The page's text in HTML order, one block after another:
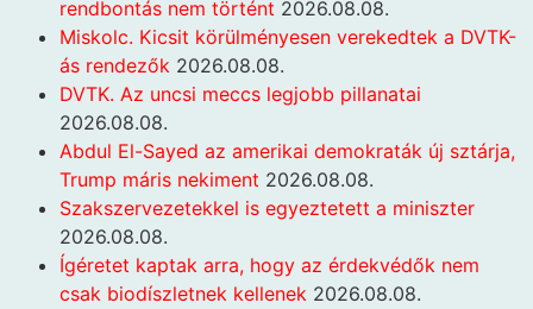
rendbontás nem történt 2026.08.08.
Miskolc. Kicsit körülményesen verekedtek a DVTK-
ás rendezők 2026.08.08.
DVTK. Az uncsi meccs legjobb pillanatai
2026.08.08.
Abdul El-Sayed az amerikai demokraták új sztárja,
Trump máris nekiment 2026.08.08.
Szakszervezetekkel is egyeztetett a miniszter
2026.08.08.
Ígéretet kaptak arra, hogy az érdekvédők nem
csak biodíszletnek kellenek 2026.08.08.